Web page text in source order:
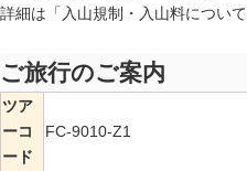
詳細は「 入山規制・入山料について
ご旅行のご案内
ツア
ーコ
ード
FC-9010-Z1